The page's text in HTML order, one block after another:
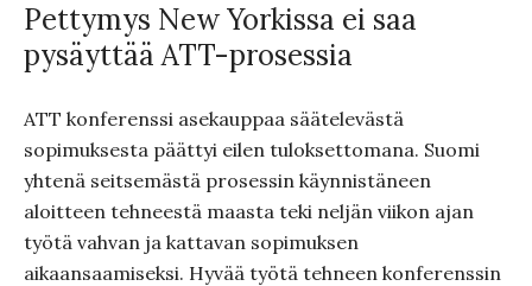
Pettymys New Yorkissa ei saa
pysäyttää ATT-prosessia
ATT konferenssi asekauppaa säätelevästä
sopimuksesta päättyi eilen tuloksettomana. Suomi
yhtenä seitsemästä prosessin käynnistäneen
aloitteen tehneestä maasta teki neljän viikon ajan
työtä vahvan ja kattavan sopimuksen
aikaansaamiseksi. Hyvää työtä tehneen konferenssin